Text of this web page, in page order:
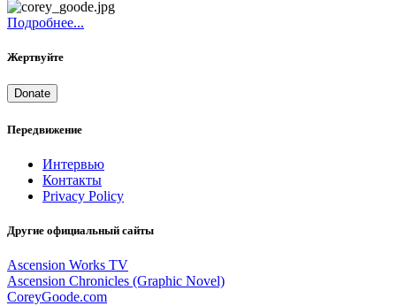
Подробнее...
Жертвуйте
Donate
Передвижение
Интервью
Контакты
Privacy Policy
Другие официальный сайты
Ascension Works TV
Ascension Chronicles (Graphic Novel)
CoreyGoode.com